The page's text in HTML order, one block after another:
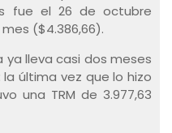
fue el 26 de octubre
($4.386,66).
ya lleva casi dos meses
última vez que lo hizo
una TRM de 3.977,63